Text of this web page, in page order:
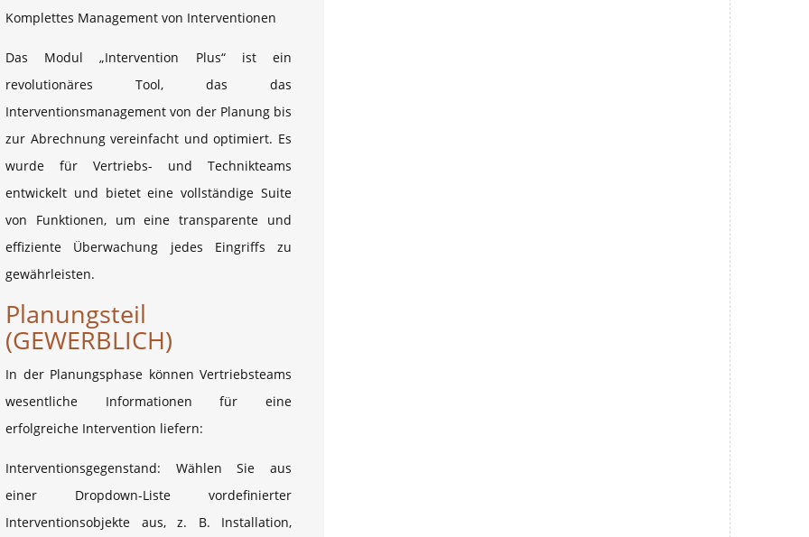
Komplettes Management von Interventionen
Das Modul „Intervention Plus“ ist ein
revolutionäres Tool, das das
Interventionsmanagement von der Planung bis
zur Abrechnung vereinfacht und optimiert. Es
wurde für Vertriebs- und Technikteams
entwickelt und bietet eine vollständige Suite
von Funktionen, um eine transparente und
effiziente Überwachung jedes Eingriffs zu
gewährleisten.
Planungsteil
(GEWERBLICH)
In der Planungsphase können Vertriebsteams
wesentliche Informationen für eine
erfolgreiche Intervention liefern:
Interventionsgegenstand: Wählen Sie aus
einer Dropdown-Liste vordefinierter
Interventionsobjekte aus, z. B. Installation,